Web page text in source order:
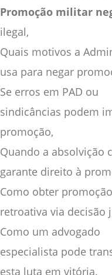
Promoção militar
ilegal,
Quais motivos a
usa para negar
Se erros em PAD ou
sindicâncias podem
promoção,
Quando a absolvição
garante direito à
Como obter promoção
retroativa via decisão
Como um advogado
especialista pode
esta luta em vitória.